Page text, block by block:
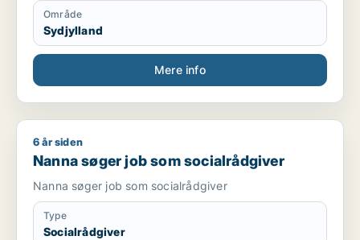
Område
Sydjylland
Mere info
Nanna søger job som socialrådgiver
6 år siden
Nanna søger job som socialrådgiver
Nanna søger job som socialrådgiver
Type
Socialrådgiver